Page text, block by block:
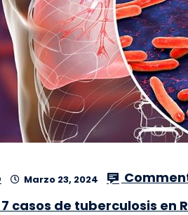
Marzo 23, 2024
casos de tuberculosis en